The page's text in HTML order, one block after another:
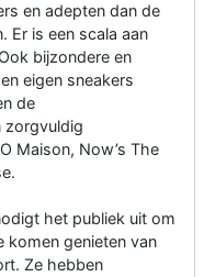
en adepten dan de
Er is een scala aan
bijzondere en
eigen sneakers
de
zorgvuldig
Maison, Now’s The
het publiek uit om
komen genieten van
Ze hebben